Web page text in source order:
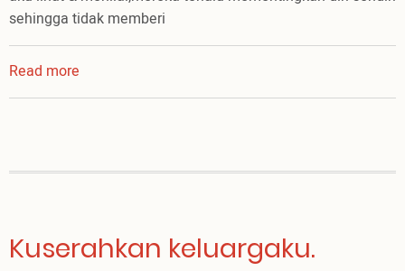
sehingga tidak memberi
Read more
Perjalanan
Kuserahkan keluargaku.